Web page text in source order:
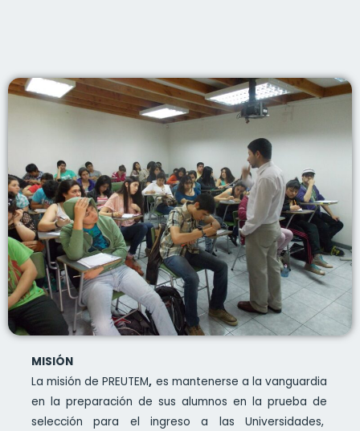
MISIÓN
La misión de PREUTEM, es mantenerse a la vanguardia
en la preparación de sus alumnos en la prueba de
selección para el ingreso a las Universidades,